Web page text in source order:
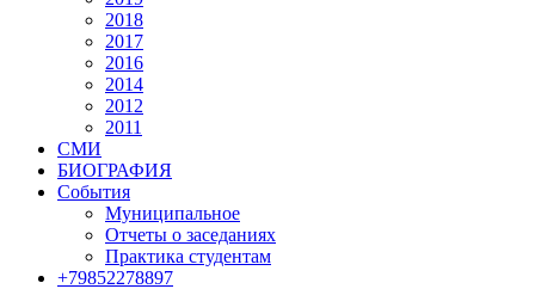
2018
2017
2016
2014
2012
2011
СМИ
БИОГРАФИЯ
События
Муниципальное
Отчеты о заседаниях
Практика студентам
+79852278897